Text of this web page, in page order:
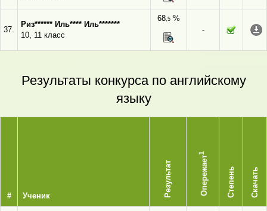
37.
Риз****** Иль**** Иль*******
10, 11 класс
68,5 %
-
Результаты конкурса по английскому
языку
# Ученик Результат Опережает
1
Степень Скачать